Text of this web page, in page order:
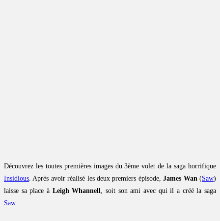
Découvrez les toutes premières images du 3ème volet de la saga horrifique
Insidious. Après avoir réalisé les deux premiers épisode,James Wan(Saw)
laisse sa place à Leigh Whannell, soit son ami avec qui il a créé la saga
Saw.